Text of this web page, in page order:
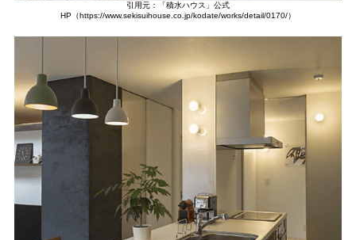
引用元：「積水ハウス」公式
HP（https://www.sekisuihouse.co.jp/kodate/works/detail/0170/）